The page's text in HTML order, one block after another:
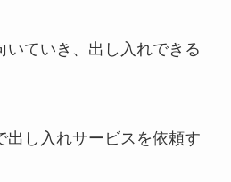
ていき、出し入れできる
し入れサービスを依頼す